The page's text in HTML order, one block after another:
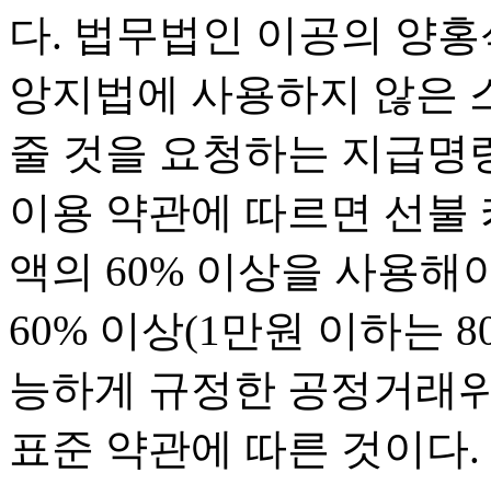
다. 법무법인 이공의 양
앙지법에 사용하지 않은
줄 것을 요청하는 지급명
이용 약관에 따르면 선불
액의 60% 이상을 사용해
60% 이상(1만원 이하는
능하게 규정한 공정거래
표준 약관에 따른 것이다.